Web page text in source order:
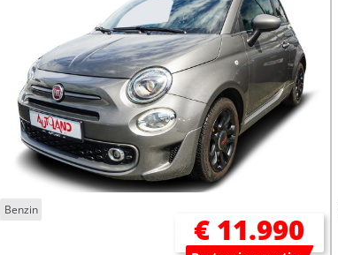
Benzin
€ 11.990